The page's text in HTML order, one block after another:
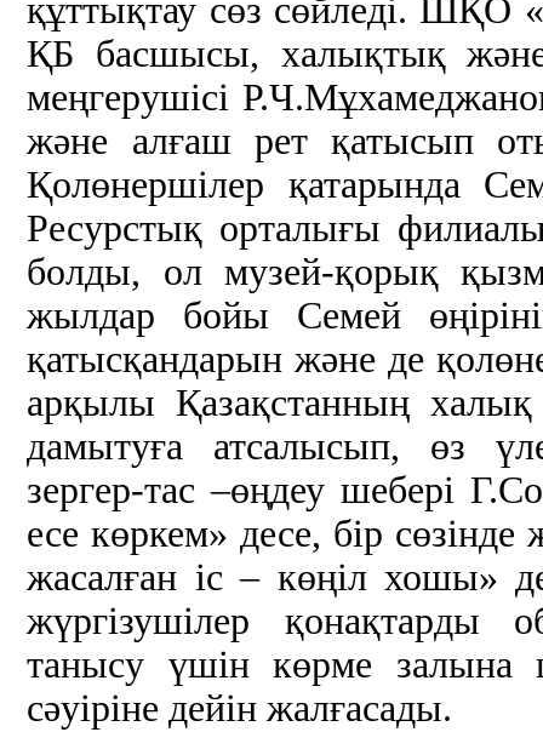
құттықтау сөз сөйледі. ШҚО
ҚБ басшысы, халықтық және
меңгерушісі
және алғаш рет қатысып
Қолөнершілер қатарында
Ресурстық орталығы
болды, ол музей-қорық
жылдар бойы Семей
қатысқандарын және де
арқылы Қазақстанның халық
дамытуға атсалысып, өз
зергер-тас –өңдеу шебері
есе көркем» десе, бір
жасалған іс – көңіл хошы»
жүргізушілер қонақтарды
танысу үшін көрме
сәуіріне дейін жалғасады.